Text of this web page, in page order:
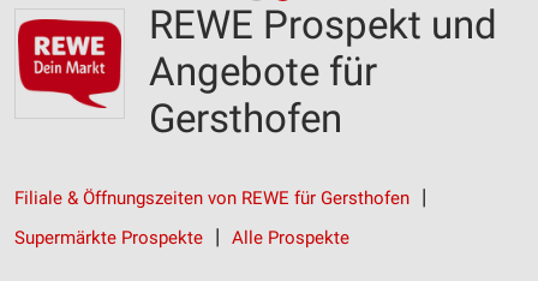
REWE Prospekt und
Angebote für
Gersthofen
Filiale & Öffnungszeiten von REWE für Gersthofen
Supermärkte Prospekte
Alle Prospekte